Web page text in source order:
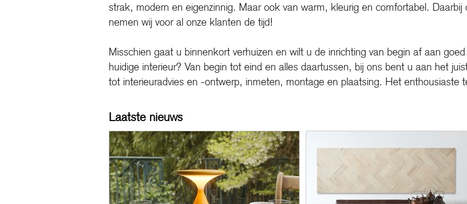
strak, modern en eigenzinnig. Maar ook van warm, kleurig en comfortabel.
nemen wij voor al onze klanten de tijd!
Misschien gaat u binnenkort verhuizen en wilt u de inrichting van begin af aan
huidige interieur? Van begin tot eind en alles daartussen, bij ons bent u aan het
tot interieuradvies en -ontwerp, inmeten, montage en plaatsing. Het enthousiaste
Laatste nieuws